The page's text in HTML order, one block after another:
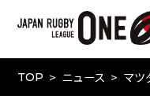
TOP ニュース マツ